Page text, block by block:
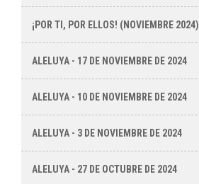
¡POR TI, POR ELLOS! (NOVIEMBRE 2024)
ALELUYA - 17 DE NOVIEMBRE DE 2024
ALELUYA - 10 DE NOVIEMBRE DE 2024
ALELUYA - 3 DE NOVIEMBRE DE 2024
ALELUYA - 27 DE OCTUBRE DE 2024